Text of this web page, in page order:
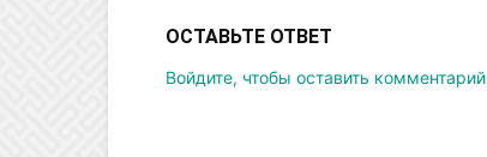
ОСТАВЬТЕ ОТВЕТ
Войдите, чтобы оставить комментарий